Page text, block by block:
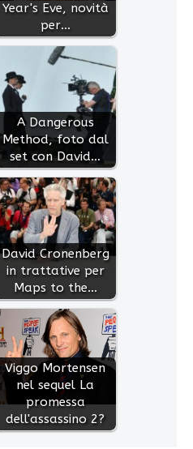
Year's Eve, novità
per…
A Dangerous
Method, foto dal
set con David…
David Cronenberg
in trattative per
Maps to the…
Viggo Mortensen
nel sequel La
promessa
dell'assassino 2?